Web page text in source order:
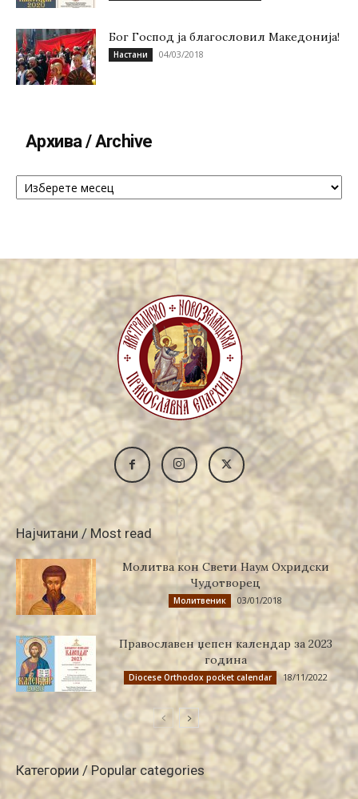
Бог Господ ја благословил Македонија!
Настани 04/03/2018
Архива / Archive
Архива
Најчитани / Most read
Молитва кон Свети Наум Охридски
Чудотворец
Молитвеник 03/01/2018
Православен џепен календар за 2023
година
Diocese Orthodox pocket calendar 18/11/2022
Категории / Popular categories